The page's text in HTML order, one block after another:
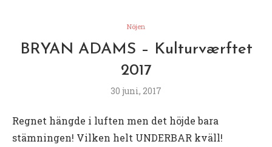
Nöjen
BRYAN ADAMS – Kulturværftet
2017
30 juni, 2017
Regnet hängde i luften men det höjde bara
stämningen! Vilken helt UNDERBAR kväll!